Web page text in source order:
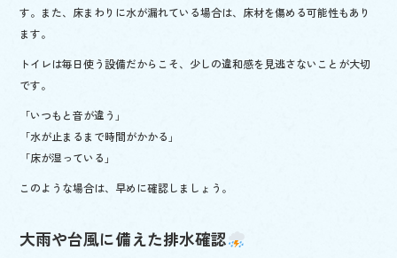
す。また、床まわりに水が漏れている場合は、床材を傷める可能性もあり
ます。
トイレは毎日使う設備だからこそ、少しの違和感を見逃さないことが大切
です。
「いつもと音が違う」
「水が止まるまで時間がかかる」
「床が湿っている」
このような場合は、早めに確認しましょう。
大雨や台風に備えた排水確認